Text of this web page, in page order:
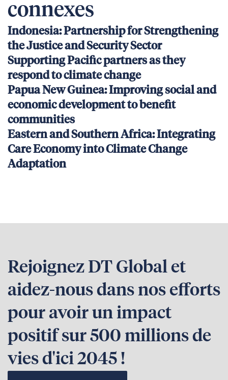
connexes
Indonesia: Partnership for Strengthening
the Justice and Security Sector
Supporting Pacific partners as they
respond to climate change
Papua New Guinea: Improving social and
economic development to benefit
communities
Eastern and Southern Africa: Integrating
Care Economy into Climate Change
Adaptation
Rejoignez DT Global et
aidez-nous dans nos efforts
pour avoir un impact
positif sur 500 millions de
vies d'ici 2045 !